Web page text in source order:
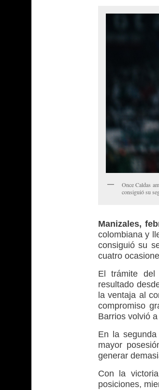
Once Caldas
consiguió su
Manizales,
colombiana y
consiguió su
cuatro
El trámite del
resultado
la ventaja al
compromiso
Barrios volvió
En la
mayor
generar
Con la
posiciones,